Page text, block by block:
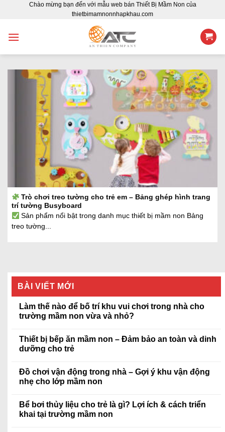
Chào mừng bạn đến với mẫu web bán Thiết Bị Mầm Non của
thietbimamnonnhapkhau.com
BÀI VIẾT MỚI
Làm thế nào để bố trí khu vui chơi trong nhà cho
trường mầm non vừa và nhỏ?
Thiết bị bếp ăn mầm non – Đảm bảo an toàn và dinh
dưỡng cho trẻ
Đồ chơi vận động trong nhà – Gợi ý khu vận động
nhẹ cho lớp mầm non
Bể bơi thủy liệu cho trẻ là gì? Lợi ích & cách triển
khai tại trường mầm non
Trò chơi treo tường cho trẻ em – Bảng ghép hình trang
trí tường Busyboard
Sản phẩm nổi bật trong danh mục thiết bị mầm non Bảng
treo tường...